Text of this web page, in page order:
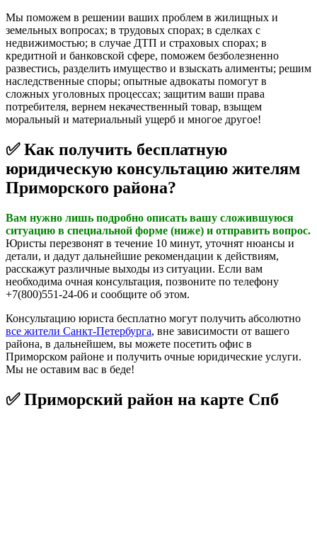
Мы поможем в решении ваших проблем в жилищных и
земельных вопросах; в трудовых спорах; в сделках с
недвижимостью; в случае ДТП и страховых спорах; в
кредитной и банковской сфере, поможем безболезненно
развестись, разделить имущество и взыскать алименты; решим
наследственные споры; опытные адвокаты помогут в
сложных уголовных процессах; защитим ваши права
потребителя, вернем некачественный товар, взыщем
моральный и материальный ущерб и многое другое!
✅ Как получить бесплатную
юридическую консультацию жителям
Приморского района?
Вам нужно лишь подробно описать вашу сложившуюся
ситуацию в специальной форме (ниже) и отправить вопрос.
Юристы перезвонят в течение 10 минут, уточнят нюансы и
детали, и дадут дальнейшие рекомендации к действиям,
расскажут различные выходы из ситуации. Если вам
необходима очная консультация, позвоните по телефону
+7(800)551-24-06 и сообщите об этом.
Консультацию юриста бесплатно могут получить абсолютно
все жители Санкт-Петербурга, вне зависимости от вашего
района, в дальнейшем, вы можете посетить офис в
Приморском районе и получить очные юридические услуги.
Мы не оставим вас в беде!
✅ Приморский район на карте Спб